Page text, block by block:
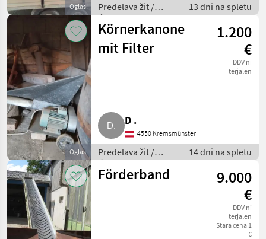
Oglas
Predelava žit /
Ćistilec žit
13 dni na spletu
Oglas
Körnerkanone
mit Filter
1.200
€
DDV ni
terjalen
D .
4550 Kremsmünster
Predelava žit /
Ćistilec žit
14 dni na spletu
Förderband
9.000
€
DDV ni
terjalen
Stara cena 1
€